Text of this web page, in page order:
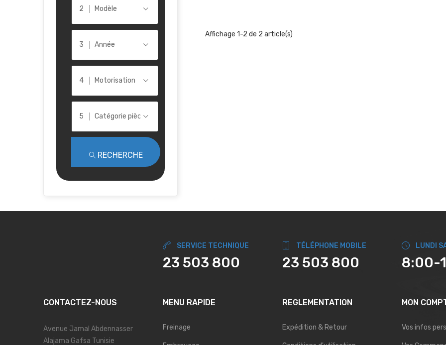
Modèle
Année
Motorisation
Catégorie pièce
RECHERCHE
Affichage 1-2 de 2 article(s)
SERVICE TECHNIQUE
23 503 800
TÉLÉPHONE MOBILE
23 503 800
LUNDI
8:00-
CONTACTEZ-NOUS
Avenue Jamal Abdennasser
Alajama Gafsa Tunisie
MENU RAPIDE
Freinage
REGLEMENTATION
Expédition & Retour
MON
Vos infos